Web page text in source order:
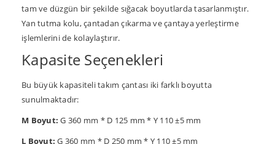
tam ve düzgün bir şekilde sığacak boyutlarda tasarlanmıştır.
Yan tutma kolu, çantadan çıkarma ve çantaya yerleştirme
işlemlerini de kolaylaştırır.
Kapasite Seçenekleri
Bu büyük kapasiteli takım çantası iki farklı boyutta
sunulmaktadır:
M Boyut: G 360 mm * D 125 mm * Y 110 ±5 mm
L Boyut: G 360 mm * D 250 mm * Y 110 ±5 mm